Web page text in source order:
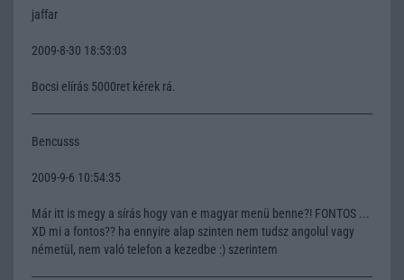
jaffar
2009-8-30 18:53:03
Bocsi elírás 5000ret kérek rá.
Bencusss
2009-9-6 10:54:35
Már itt is megy a sírás hogy van e magyar menü benne?! FONTOS ...
XD mi a fontos?? ha ennyire alap szinten nem tudsz angolul vagy
németül, nem való telefon a kezedbe :) szerintem